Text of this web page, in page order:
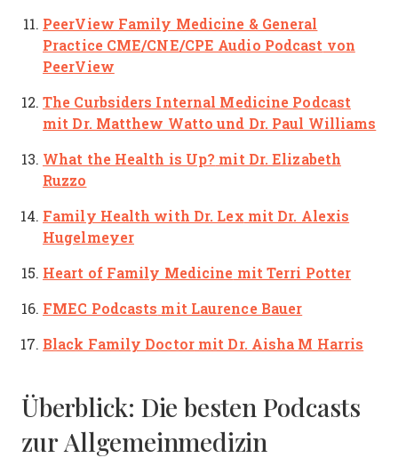
PeerView Family Medicine & General
Practice CME/CNE/CPE Audio Podcast von
PeerView
The Curbsiders Internal Medicine Podcast
mit Dr. Matthew Watto und Dr. Paul Williams
What the Health is Up? mit Dr. Elizabeth
Ruzzo
Family Health with Dr. Lex mit Dr. Alexis
Hugelmeyer
Heart of Family Medicine mit Terri Potter
FMEC Podcasts mit Laurence Bauer
Black Family Doctormit Dr. Aisha M Harris
Überblick: Die besten Podcasts
zur Allgemeinmedizin